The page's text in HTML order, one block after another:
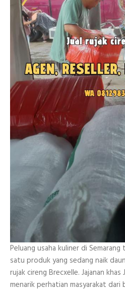
Peluang usaha kuliner di
satu produk yang sedang naik
rujak cireng Brecxelle. Jajanan
menarik perhatian masyarakat dari